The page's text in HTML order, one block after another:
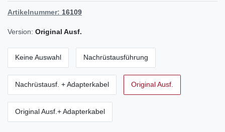
Artikelnummer: 16109
Version: Original Ausf.
Keine Auswahl Nachrüstausführung
Nachrüstausf. + Adapterkabel Original Ausf.
Original Ausf.+ Adapterkabel